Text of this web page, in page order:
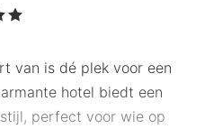
van is dé plek voor een
hotel biedt een
perfect voor wie op